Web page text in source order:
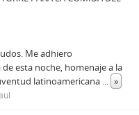
Me adhiero
esta noche, homenaje a la
latinoamericana ... »